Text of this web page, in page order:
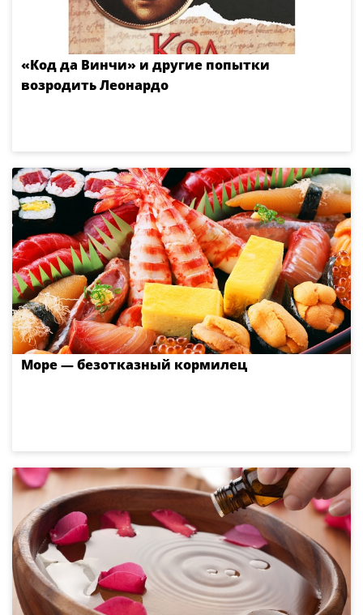
«Код да Винчи» и другие попытки
возродить Леонардо
Море — безотказный кормилец